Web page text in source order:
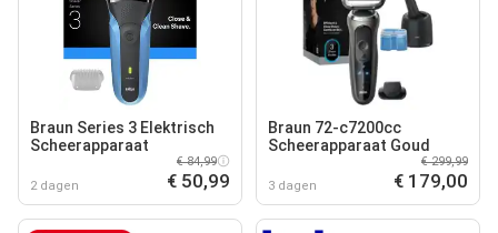
Braun Series 3 Elektrisch
Scheerapparaat
2 dagen
€ 84,99
€ 50,99
Braun 72-c7200cc
Scheerapparaat Goud
3 dagen
€ 299,99
€ 179,00